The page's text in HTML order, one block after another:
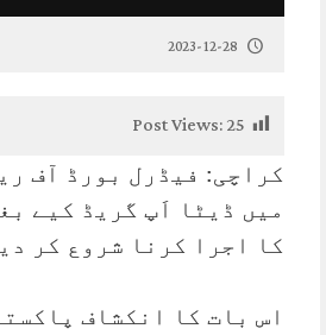
2023-12-28
Post Views:25
کراچی: فیڈرل بورڈ آف
میں ڈیٹا اَپ گریڈ کیے
کا اجرا کرنا شروع کر
اس بات کا انکشاف